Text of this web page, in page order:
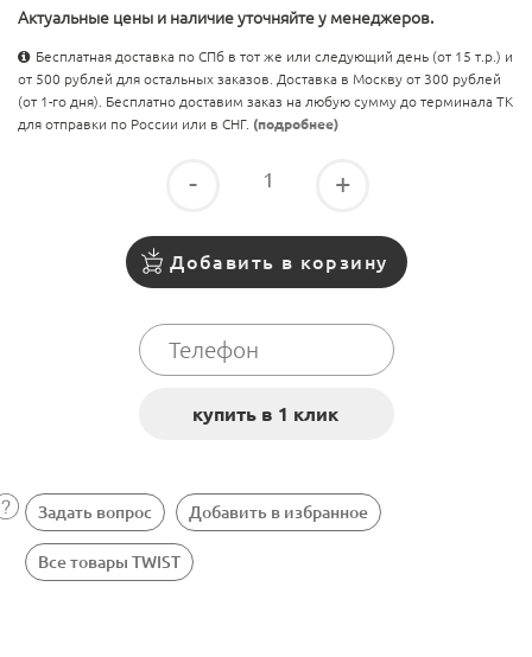
Актуальные цены и наличие уточняйте у менеджеров.
Бесплатная доставка по СПб в тот же или следующий день (от 15 т.р.) и
от 500 рублей для остальных заказов. Доставка в Москву от 300 рублей
(от 1-го дня). Бесплатно доставим заказ на любую сумму до терминала ТК
для отправки по России или в СНГ. (подробнее)
- +
Добавить в корзину
Задать вопрос Добавить в избранное
Все товары TWIST